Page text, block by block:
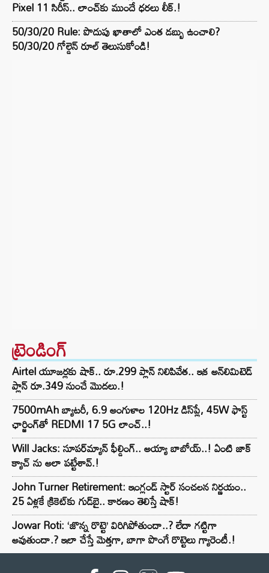
Pixel 11 సిరీస్.. లాంచ్⁭కు ముందే ధరలు లీక్.!
50/30/20 Rule: పొదుపు ఖాతాలో ఎంత డబ్బు ఉంచాలి?
50/30/20 గోల్డెన్ రూల్ తెలుసుకోండి!
ట్రెండింగ్‌
Airtel యూజర్లకు షాక్.. రూ.299 ప్లాన్ నిలిపివేత.. ఇక అన్‌లిమిటెడ్
ప్లాన్ రూ.349 నుంచే మొదలు.!
7500mAh బ్యాటరీ, 6.9 అంగుళాల 120Hz డిస్‌ప్లే, 45W ఫాస్ట్
ఛార్జింగ్‌తో REDMI 17 5G లాంచ్..!
Will Jacks: సూపర్‌మ్యాన్ ఫీల్డింగ్.. అయ్యా బాబోయ్..! ఏంటి జాక్
క్యాచ్ ను అలా పట్టేశావ్.!
John Turner Retirement: ఇంగ్లండ్ స్టార్ సంచలన నిర్ణయం..
25 ఏళ్లకే క్రికెట్‌కు గుడ్‌బై.. కారణం తెలిస్తే షాక్!
Jowar Roti: ‘జొన్న రొట్టె’ విరిగిపోతుందా..? లేదా గట్టిగా
అవుతుందా.? ఇలా చేస్తే మెత్తగా, బాగా పొంగే రొట్టెలు గ్యారెంటీ.!